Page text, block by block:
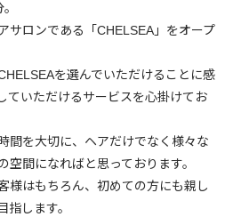
サロンである「CHELSEA」をオープ
を選んでいただけることに感
ていただけるサービスを心掛けてお
間を大切に、ヘアだけでなく様々な
空間になればと思っております。
様はもちろん、初めての方にも親し
指します。